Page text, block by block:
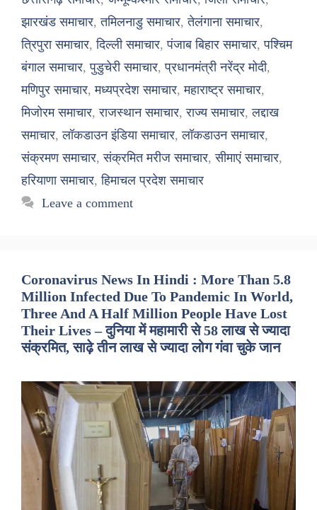
झारखंड समाचार,तमिलनाडु समाचार,तेलंगाना समाचार,
त्रिपुरा समाचार,दिल्ली समाचार,पंजाब बिहार समाचार,पश्चिम
बंगाल समाचार,पुडुचेरी समाचार,प्रधानमंत्री नरेंद्र मोदी,
मणिपुर समाचार,मध्यप्रदेश समाचार,महाराष्ट्र समाचार,
मिजोरम समाचार,राजस्थान समाचार,राज्य समाचार,लद्दाख
समाचार,लॉकडाउन इंडिया समाचार,लॉकडाउन समाचार,
संक्रमण समाचार,संक्रमित मरीज समाचार,सीमाएं समाचार,
हरियाणा समाचार,हिमाचल प्रदेश समाचार
Leave a comment
Coronavirus News In Hindi : More Than 5.8
Million Infected Due To Pandemic In World,
Three And A Half Million People Have Lost
Their Lives – दुनिया में महामारी से 58 लाख से ज्यादा
संक्रमित, साढ़े तीन लाख से ज्यादा लोग गंवा चुके जान